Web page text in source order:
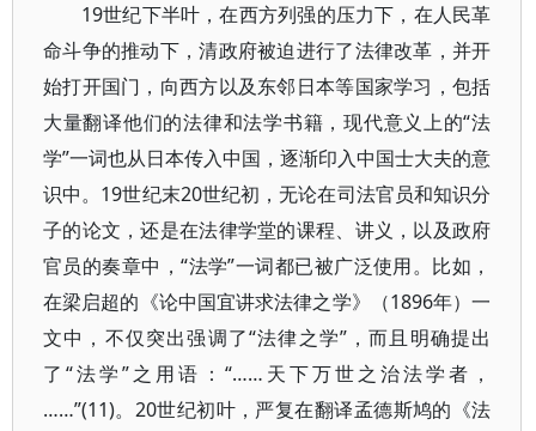
19世纪下半叶，在西方列强的压力下，在人民革
命斗争的推动下，清政府被迫进行了法律改革，并开
始打开国门，向西方以及东邻日本等国家学习，包括
大量翻译他们的法律和法学书籍，现代意义上的“法
学”一词也从日本传入中国，逐渐印入中国士大夫的意
识中。19世纪末20世纪初，无论在司法官员和知识分
子的论文，还是在法律学堂的课程、讲义，以及政府
官员的奏章中，“法学”一词都已被广泛使用。比如，
在梁启超的《论中国宜讲求法律之学》（1896年）一
文中，不仅突出强调了“法律之学”，而且明确提出
了“法学”之用语：“……天下万世之治法学者，
……”(11)。20世纪初叶，严复在翻译孟德斯鸠的《法